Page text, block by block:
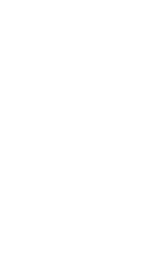
SOINS DE LA PEAU